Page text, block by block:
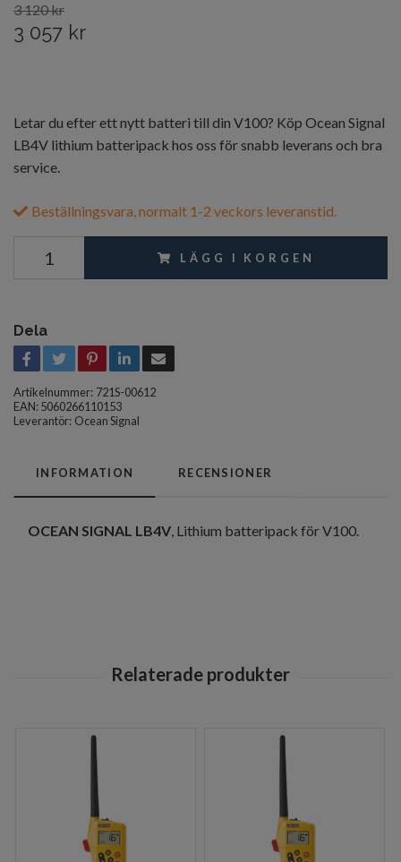
3 120 kr
3 057 kr
Letar du efter ett nytt batteri till din V100? Köp Ocean Signal
LB4V lithium batteripack hos oss för snabb leverans och bra
service.
Beställningsvara, normalt 1-2 veckors leveranstid.
LÄGG I KORGEN
Dela
Artikelnummer: 721S-00612
EAN: 5060266110153
Leverantör: Ocean Signal
INFORMATION RECENSIONER
OCEAN SIGNAL LB4V, Lithium batteripack för V100.